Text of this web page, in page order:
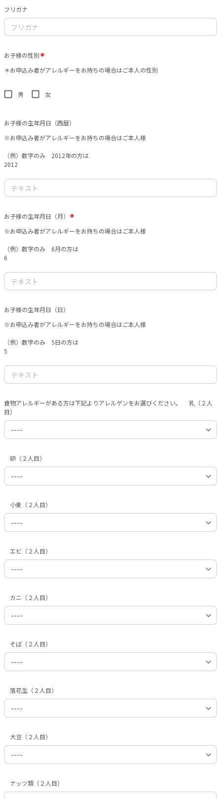
フリガナ
お子様の性別
＊お申込み者がアレルギーをお持ちの場合はご本人の性別
男 女
お子様の生年月日（西暦）
※お申込み者がアレルギーをお持ちの場合はご本人様
（例）数字のみ 2012年の方は
2012
お子様の生年月日（月）
※お申込み者がアレルギーをお持ちの場合はご本人様
（例）数字のみ 6月の方は
6
お子様の生年月日（日）
※お申込み者がアレルギーをお持ちの場合はご本人様
（例）数字のみ 5日の方は
5
食物アレルギーがある方は下記よりアレルゲンをお選びください。 乳（２人
目）
卵（２人目）
小麦（２人目）
エビ（２人目）
カニ（２人目）
そば（２人目）
落花生（２人目）
大豆（２人目）
ナッツ類（２人目）